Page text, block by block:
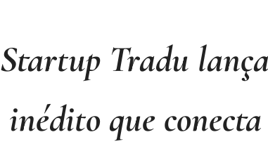
Startup Tradu
inédito que